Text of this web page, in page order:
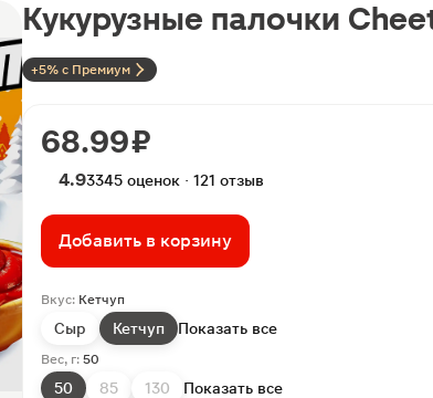
+5% с Премиум
Кукурузные палочки
68.99 ₽
4.93345 оценок · 121 отзыв
Добавить в корзину
Вкус: Кетчуп
Сыр Кетчуп Показать все
Вес, г: 50
50 85 130 Показать все